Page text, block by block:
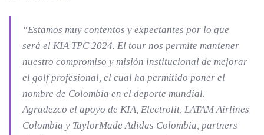
“Estamos muy contentos y expectantes por lo que
será el KIA TPC 2024. El tour nos permite mantener
nuestro compromiso y misión institucional de mejorar
el golf profesional, el cual ha permitido poner el
nombre de Colombia en el deporte mundial.
Agradezco el apoyo de KIA, Electrolit, LATAM Airlines
Colombia y TaylorMade Adidas Colombia, partners